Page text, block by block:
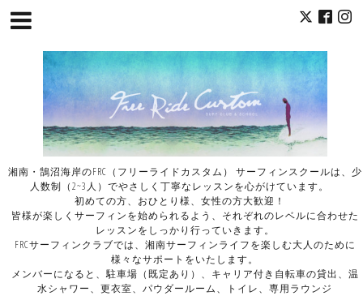
湘南・鵠沼海岸のFRC（フリーライドカスタム） サーフィンスクールは、少
人数制（2~3人）でやさしく丁寧なレッスンを心がけています。
初めての方、おひとり様、女性の方大歓迎！
皆様が楽しくサーフィンを始められるよう、それぞれのレベルに合わせた
レッスンをしっかり行っていきます。
FRCサーフィンクラブでは、湘南サーフィンライフを楽しむ大人のために
様々なサポートをいたします。
メンバーになると、駐車場（既定あり）、キャリア付き自転車の貸出、温
水シャワー、更衣室、パウダールーム、トイレ、専用ラウンジ